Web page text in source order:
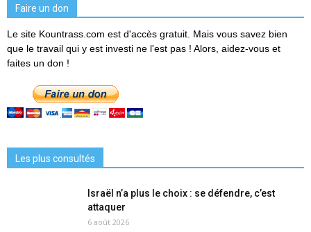
Faire un don
Le site Kountrass.com est d'accès gratuit. Mais vous savez bien
que le travail qui y est investi ne l'est pas ! Alors, aidez-vous et
faites un don !
Les plus consultés
Israël n’a plus le choix : se défendre, c’est
attaquer
6 août 2026